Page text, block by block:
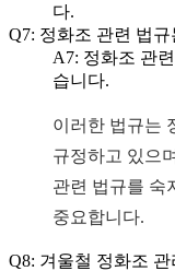
다.
Q7: 정화조 관련 법
A7: 정화조 관
습니다.
이러한 법규는
규정하고 있으
관련 법규를 숙
중요합니다.
Q8: 겨울철 정화조